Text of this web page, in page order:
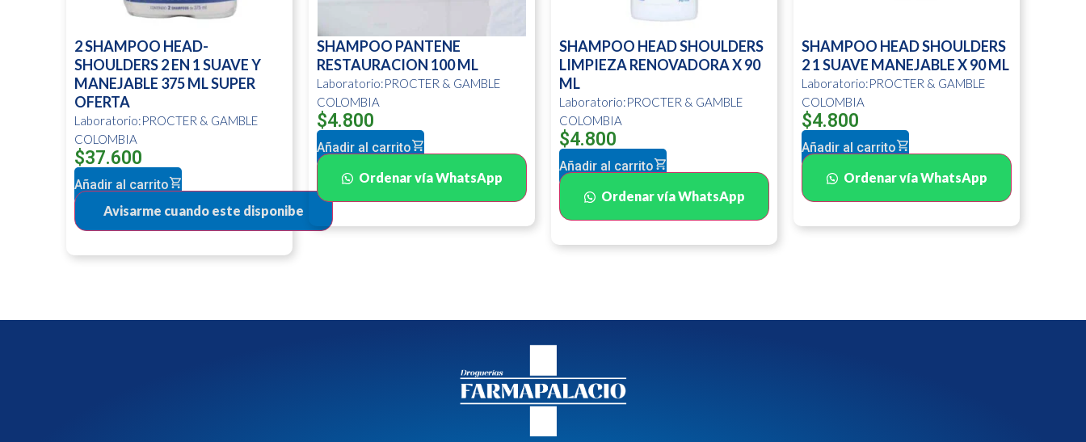
2 SHAMPOO HEAD-
SHOULDERS 2 EN 1 SUAVE Y
MANEJABLE 375 ML SUPER
OFERTA
Laboratorio:PROCTER & GAMBLE
COLOMBIA
$37.600
Añadir al carrito
SHAMPOO PANTENE
RESTAURACION 100 ML
Laboratorio:PROCTER & GAMBLE
COLOMBIA
$4.800
Añadir al carrito
Ordenar vía WhatsApp
SHAMPOO HEAD SHOULDERS
LIMPIEZA RENOVADORA X 90
ML
Laboratorio:PROCTER & GAMBLE
COLOMBIA
$4.800
Añadir al carrito
Ordenar vía WhatsApp
SHAMPOO HEAD SHOULDERS
2 1 SUAVE MANEJABLE X 90 ML
Laboratorio:PROCTER & GAMBLE
COLOMBIA
$4.800
Añadir al carrito
Ordenar vía WhatsApp